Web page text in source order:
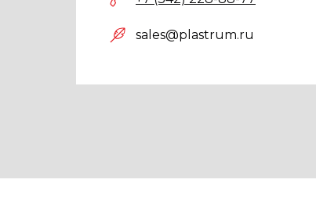
sales@plastrum.ru